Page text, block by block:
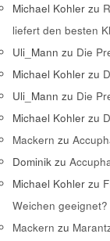
Michael Kohler zu
liefert den besten
Uli_Mann zu Die
Michael Kohler zu
Uli_Mann zu Die
Michael Kohler zu
Mackern zu
Dominik zu
Michael Kohler zu
Weichen geeignet?
Mackern zu